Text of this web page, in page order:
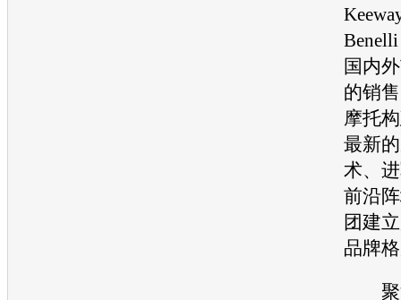
国内
的销
摩托
最新
术、
前沿
团建
品牌
聚